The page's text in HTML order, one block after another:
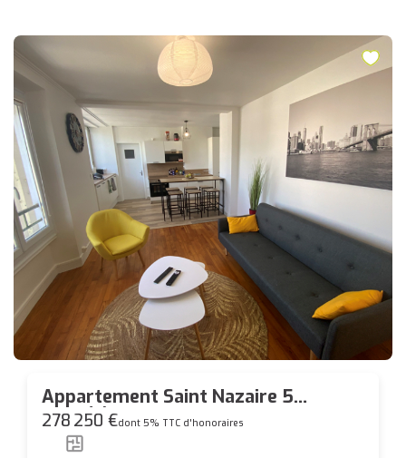
Appartement Saint Nazaire 5
pièce(s) 108.55 m2
278 250 €dont 5% TTC d'honoraires